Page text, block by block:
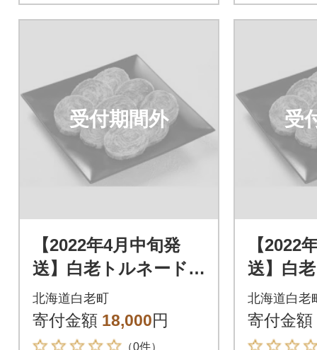
受付期間外
【2022年4月中旬発
送】白老トルネード
ステーキ 1パック3枚
(合計180g)×3パック
北海道白老町
寄付金額 18,000円
（0件）
受
【2022
送】白
ステー
(合計
北海道白老
寄付金額